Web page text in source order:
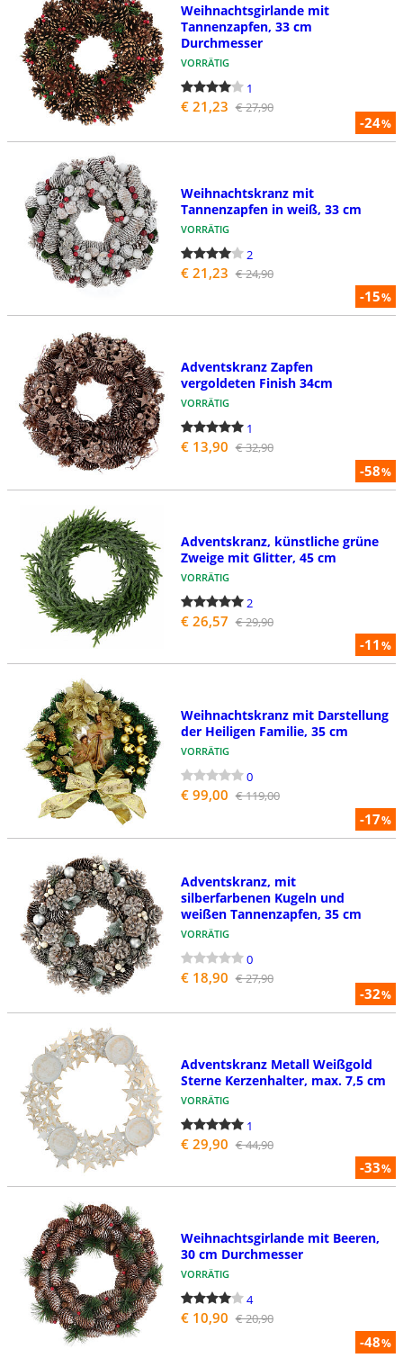
-24%
Weihnachtsgirlande mit
Tannenzapfen, 33 cm
Durchmesser
VORRÄTIG
1
€ 21,23 € 27,90
-15%
Weihnachtskranz mit
Tannenzapfen in weiß, 33 cm
VORRÄTIG
2
€ 21,23 € 24,90
-58%
Adventskranz Zapfen
vergoldeten Finish 34cm
VORRÄTIG
1
€ 13,90 € 32,90
-11%
Adventskranz, künstliche grüne
Zweige mit Glitter, 45 cm
VORRÄTIG
2
€ 26,57 € 29,90
-17%
Weihnachtskranz mit Darstellung
der Heiligen Familie, 35 cm
VORRÄTIG
0
€ 99,00 € 119,00
-32%
Adventskranz, mit
silberfarbenen Kugeln und
weißen Tannenzapfen, 35 cm
VORRÄTIG
0
€ 18,90 € 27,90
-33%
Adventskranz Metall Weißgold
Sterne Kerzenhalter, max. 7,5 cm
VORRÄTIG
1
€ 29,90 € 44,90
-48%
Weihnachtsgirlande mit Beeren,
30 cm Durchmesser
VORRÄTIG
4
€ 10,90 € 20,90